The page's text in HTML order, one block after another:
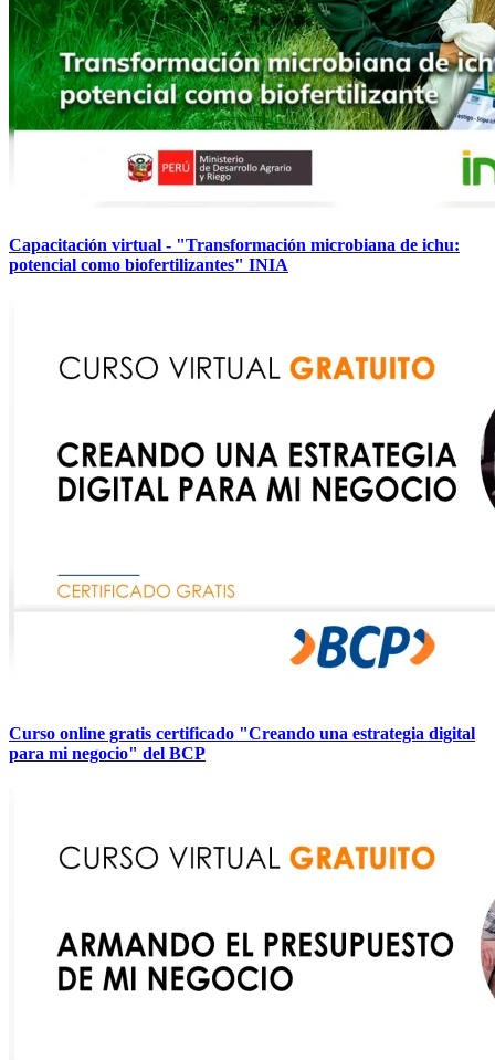
Capacitación virtual - "Transformación microbiana de ichu:
potencial como biofertilizantes" INIA
Curso online gratis certificado "Creando una estrategia digital
para mi negocio" del BCP